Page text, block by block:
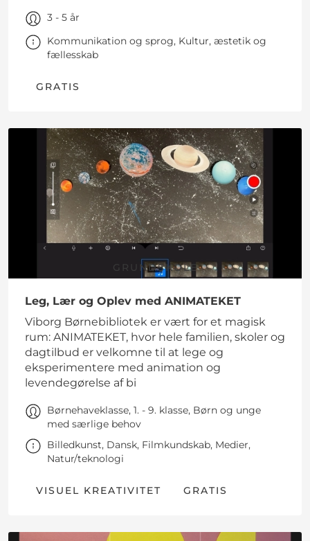
3 - 5 år
Kommunikation og sprog, Kultur, æstetik og
fællesskab
GRATIS
GRUNDSKOLE
Leg, Lær og Oplev med ANIMATEKET
Viborg Børnebibliotek er vært for et magisk
rum: ANIMATEKET, hvor hele familien, skoler og
dagtilbud er velkomne til at lege og
eksperimentere med animation og
levendegørelse af bi
Børnehaveklasse, 1. - 9. klasse, Børn og unge
med særlige behov
Billedkunst, Dansk, Filmkundskab, Medier,
Natur/teknologi
VISUEL KREATIVITET GRATIS